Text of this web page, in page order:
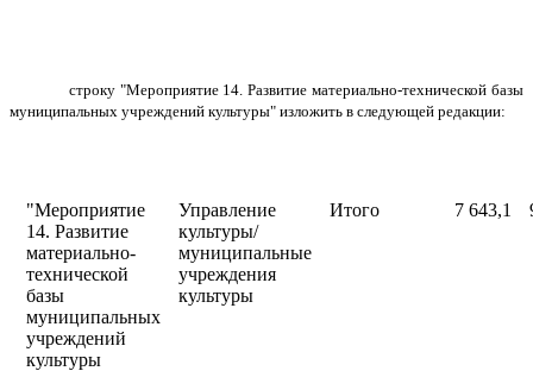
строку "Мероприятие 14. Развитие материально-технической базы
муниципальных учреждений культуры" изложить в следующей редакции:
"Мероприятие
14. Развитие
материально-
технической
базы
муниципальных
учреждений
культуры
Управление
культуры/
муниципальные
учреждения
культуры
Итого 7 643,1